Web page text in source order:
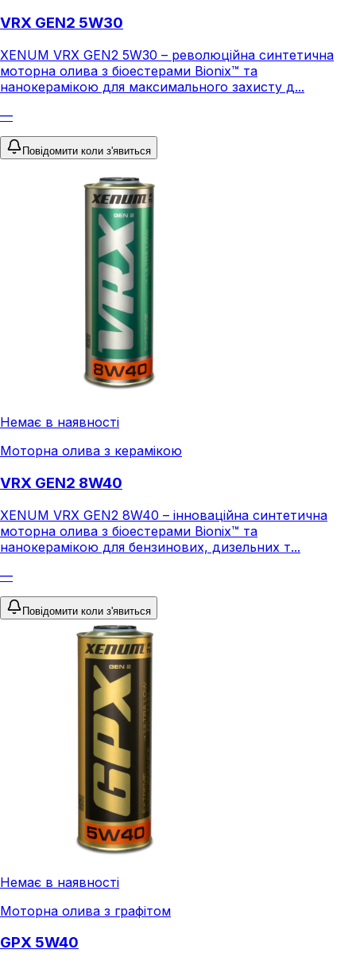
VRX GEN2 5W30
XENUM VRX GEN2 5W30 – революційна синтетична
моторна олива з біоестерами Bionix™ та
нанокерамікою для максимального захисту д...
—
Повідомити коли з'явиться
Немає в наявності
Моторна олива з керамікою
VRX GEN2 8W40
XENUM VRX GEN2 8W40 – інноваційна синтетична
моторна олива з біоестерами Bionix™ та
нанокерамікою для бензинових, дизельних т...
—
Повідомити коли з'явиться
Немає в наявності
Моторна олива з графітом
GPX 5W40